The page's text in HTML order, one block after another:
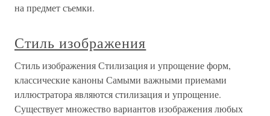
на предмет съемки.
Стиль изображения
Стиль изображения Стилизация и упрощение форм,
классические каноны Самыми важными приемами
иллюстратора являются стилизация и упрощение.
Существует множество вариантов изображения любых